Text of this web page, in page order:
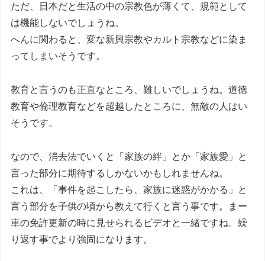
ただ、日本だと生活の中の宗教色が薄くて、規範として
は機能しないでしょうね。
へんに関わると、変な新興宗教やカルト宗教などに染ま
ってしまいそうです。
教育と言うのも正直なところ、難しいでしょうね。道徳
教育や倫理教育などを超越したところに、無敵の人はい
そうです。
なので、消去法でいくと「家族の絆」とか「家族愛」と
言った部分に期待するしかないかもしれませんね。
これは、「事件を起こしたら、家族に迷惑がかかる」と
言う部分を子供の頃から教えて行くと言う事です。まー
車の免許更新の時に見せられるビデオと一緒ですね。繰
り返す事でより強固になります。